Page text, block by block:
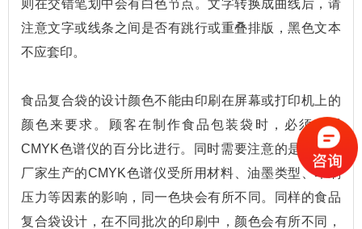
则在交错笔划中会有白色节点。文字转换成曲线后，请
注意文字或线条之间是否有跳行或重叠排版，黑色文本
不应套印。
食品复合袋的设计颜色不能由印刷在屏幕或打印机上的
颜色来要求。顾客在制作食品包装袋时，必须参照
CMYK色谱仪的百分比进行。同时需要注意的是，不同
厂家生产的CMYK色谱仪受所用材料、油墨类型、印刷
压力等因素的影响，同一色块会有所不同。同样的食品
复合袋设计，在不同批次的印刷中，颜色会有所不同，